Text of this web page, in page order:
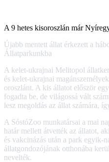
A 9 hetes kisoroszlán már
Újabb mentett állat érkezett a
Állatparkunkba
A kelet-ukrajnai Melitopol
és kelet-ukrajnai
oroszlánt. A kis állatot először
fogadta be, de világossá vált
lesz megoldás az állat számára,
A SóstóZoo munkatársai a mai
határ mellett átvették az állatot,
és vakcinázás után a park egyik-
állatgondozójának otthonába
nevelték.